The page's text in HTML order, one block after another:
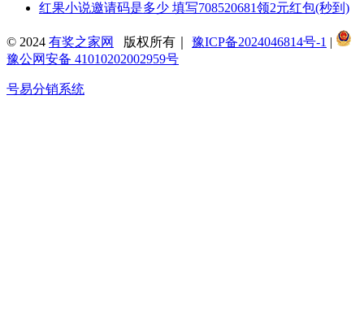
红果小说邀请码是多少 填写708520681领2元红包(秒到)
© 2024 有奖之家网 版权所有｜ 豫ICP备2024046814号-1 |
豫公网安备 41010202002959号
号易分销系统